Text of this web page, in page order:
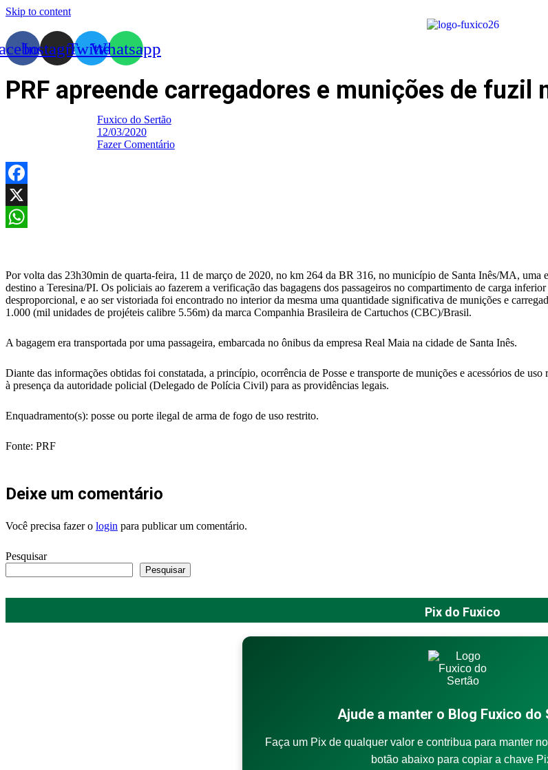
Skip to content
InstagramTwitterWhatsapp
PRF apreende carregadores e munições de fuzil
Fuxico do Sertão
12/03/2020
Fazer Comentário
Facebook
X
Por volta das 23h30min de quarta-feira, 11 de março de 2020, no km 264 da BR 316, no município de Santa Inês/MA,
destino a Teresina/PI. Os policiais ao fazerem a verificação das bagagens dos passageiros no compartimento de carga
desproporcional, e ao ser vistoriada foi encontrado no interior da mesma uma quantidade significativa de munições e
1.000 (mil unidades de projéteis calibre 5.56m) da marca Companhia Brasileira de Cartuchos (CBC)/Brasil.
A bagagem era transportada por uma passageira, embarcada no ônibus da empresa Real Maia na cidade de Santa Inês.
Diante das informações obtidas foi constatada, a princípio, ocorrência de Posse e transporte de munições e acessórios de
à presença da autoridade policial (Delegado de Polícia Civil) para as providências legais.
Enquadramento(s): posse ou porte ilegal de arma de fogo de uso restrito.
Fonte: PRF
Deixe um comentário
Você precisa fazer o login para publicar um comentário.
Pesquisar
Pesquisar
Pix do Fuxico
Ajude a manter o Blog Fuxico do
Faça um Pix de qualquer valor e contribua para manter
botão abaixo para copiar a chave